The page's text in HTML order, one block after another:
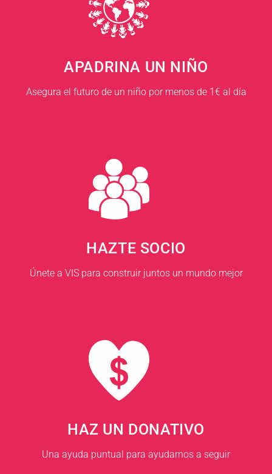
APADRINA UN NIÑO
Asegura el futuro de un niño por menos de 1€ al día
HAZTE SOCIO
Únete a VIS para construir juntos un mundo mejor
HAZ UN DONATIVO
Una ayuda puntual para ayudarnos a seguir